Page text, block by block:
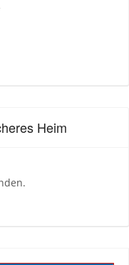
Heim